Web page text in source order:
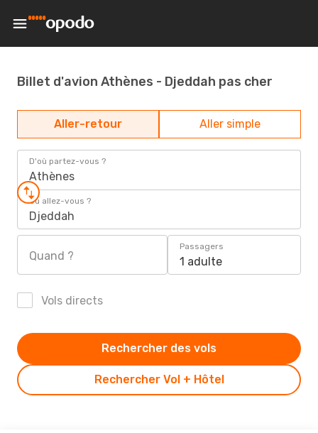
Billet d'avion Athènes - Djeddah pas cher
Aller-retour Aller simple
D'où partez-vous ?
Athènes
Où allez-vous ?
Djeddah
Quand ?
Passagers
1 adulte
Vols directs
Rechercher Vol + Hôtel
Rechercher des vols